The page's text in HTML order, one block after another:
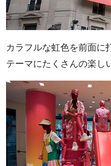
カラフルな虹色を前面に
テーマにたくさんの楽し